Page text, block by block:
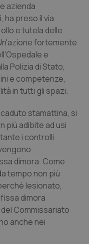
azienda
ha preso il via
e tutela delle
fortemente
e
Polizia di Stato,
e competenze,
in tutti gli spazi.
stamattina, si
più adibite ad usi
i controlli
dimora. Come
tempo non più
lesionato,
dimora
Commissariato
anche nei